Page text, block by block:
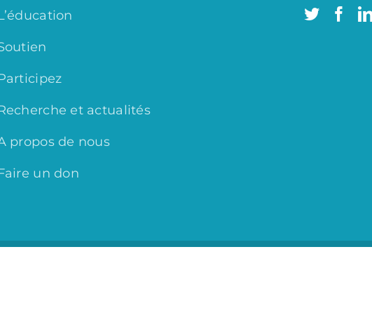
et actualités
propos de nous
un don